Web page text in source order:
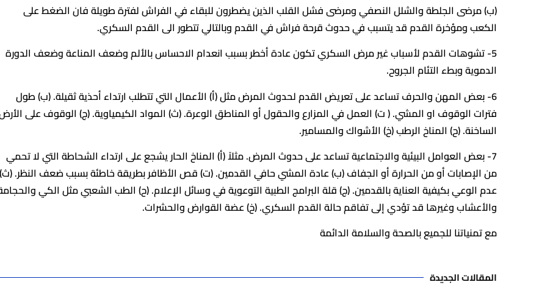
(ب) مرضى الجلطة والشلل النصفي ومرضى فشل القلب الذين يضطرون للبقاء في الفراش لفترة طويلة فان الضغط على
الكعب ومؤخرة القدم قد يتسبب في حدوث قرحة فراش في القدم وبالتالي تتطور الى القدم السكري.
5- تشوهات القدم لأسباب غير مرض السكري تكون عادة أخطر بسبب انعدام الاحساس بالألم وضعف المناعة وضعف الدورة
الدموية وبطء التئام الجروح.
6- بعض المهن والحرف تساعد على تعريض القدم لحدوث المرض مثل (أ) الأعمال التي تتطلب ارتداء أحذية ثقيلة. (ب) طول
فترات الوقوف او المشي. ( ت) العمل في المزارع والحقول أو المناطق الوعرة. (ث) المواد الكيمياوية. (ج) الوقوف على
الساخنة. (ح) المناخ الرطب (خ) الأشواك والمسامير.
7- بعض العوامل البيئية والاجتماعية تساعد على حدوث المرض. مثلاً (أ) المناخ الحار يشجع على ارتداء الشحاطة التي لا تحمي
من الإصابات أو من الحرارة أو الجفاف (ب) عادة المشي حافي القدمين. (ت) قص الأظافر بطريقة خاطئة بسبب ضعف النظر. (ث)
عدم الوعي بكيفية العناية بالقدمين. (ج) قلة البرامج الطبية التوعوية في وسائل الإعلام. (ح) الطب الشعبي مثل الكي
والأعشاب وغيرها قد تؤدي إلى تفاقم حالة القدم السكري. (خ) عضة القوارض والحشرات.
مع تمنياتنا للجميع بالصحة والسلامة الدائمة
المقالات الجديدة